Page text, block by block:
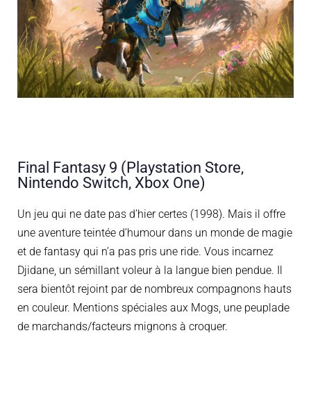
Final Fantasy 9 (Playstation Store,
Nintendo Switch, Xbox One)
Un jeu qui ne date pas d’hier certes (1998). Mais il offre
une aventure teintée d’humour dans un monde de magie
et de fantasy qui n’a pas pris une ride. Vous incarnez
Djidane, un sémillant voleur à la langue bien pendue. Il
sera bientôt rejoint par de nombreux compagnons hauts
en couleur. Mentions spéciales aux Mogs, une peuplade
de marchands/facteurs mignons à croquer.